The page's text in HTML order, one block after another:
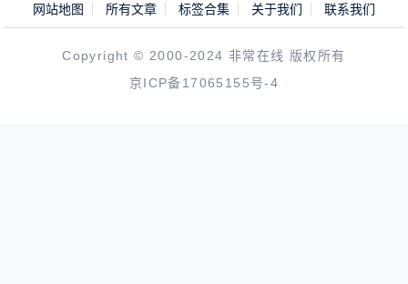
网站地图 所有文章 标签合集 关于我们 联系我们
Copyright © 2000-2024 非常在线 版权所有
京ICP备17065155号-4